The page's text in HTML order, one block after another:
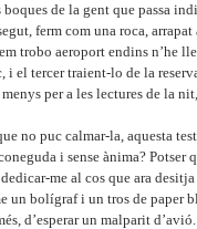
boques de la gent que passa
ferm com una roca,
trobo aeroport endins n’he
i el tercer traient-lo de la
per a les lectures de la
no puc calmar-la, aquesta
i sense ànima?
me al cos que ara
un bolígraf i un tros de paper
d’esperar un malparit d’avió.